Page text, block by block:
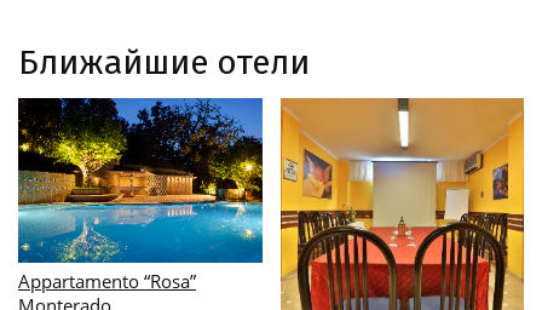
Ближайшие отели
Caggiari Casale Roverella